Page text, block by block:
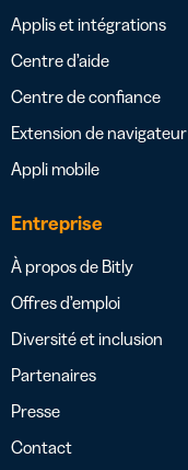
Applis et intégrations
Centre d’aide
Centre de confiance
Extension de navigateur
Appli mobile
Entreprise
À propos de Bitly
Offres d’emploi
Diversité et inclusion
Partenaires
Presse
Contact